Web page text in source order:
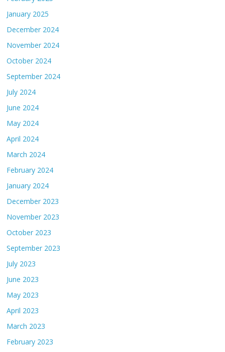
January 2025
December 2024
November 2024
October 2024
September 2024
July 2024
June 2024
May 2024
April 2024
March 2024
February 2024
January 2024
December 2023
November 2023
October 2023
September 2023
July 2023
June 2023
May 2023
April 2023
March 2023
February 2023